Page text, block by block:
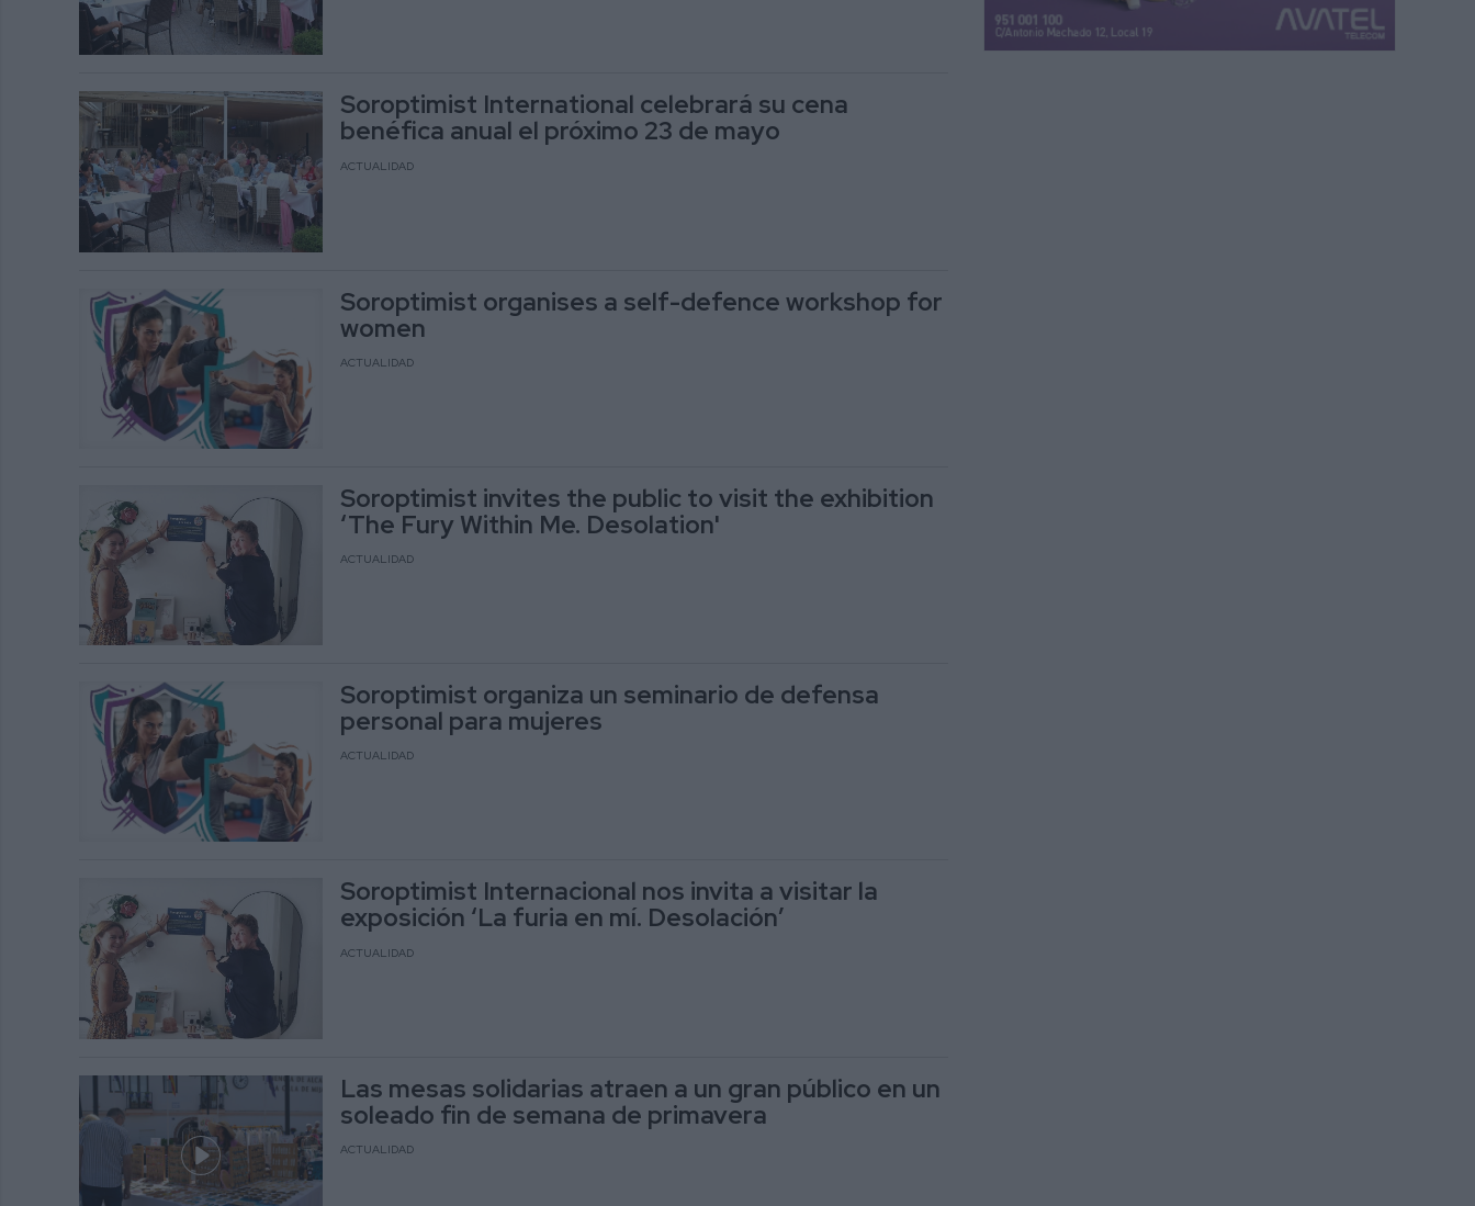
Soroptimist International celebrará su cena
benéfica anual el próximo 23 de mayo
ACTUALIDAD
Soroptimist organises a self-defence workshop for
women
ACTUALIDAD
Soroptimist invites the public to visit the exhibition
‘The Fury Within Me. Desolation'
ACTUALIDAD
Soroptimist organiza un seminario de defensa
personal para mujeres
ACTUALIDAD
Soroptimist Internacional nos invita a visitar la
exposición ‘La furia en mí. Desolación’
ACTUALIDAD
Las mesas solidarias atraen a un gran público en un
soleado fin de semana de primavera
ACTUALIDAD